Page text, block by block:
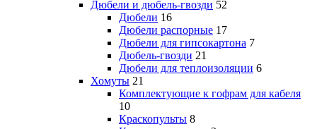
Дюбели и дюбель-гвозди 52
Дюбели 16
Дюбели распорные 17
Дюбели для гипсокартона 7
Дюбель-гвозди 21
Дюбели для теплоизоляции 6
Хомуты 21
Комплектующие к гофрам для кабеля
10
Краскопульты 8